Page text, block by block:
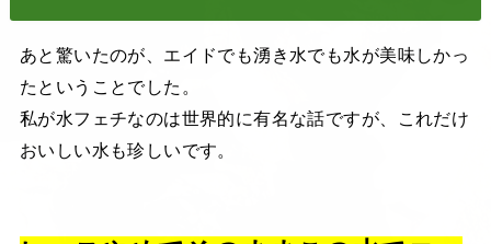
あと驚いたのが、エイドでも湧き水でも水が美味しかっ
たということでした。
私が水フェチなのは世界的に有名な話ですが、これだけ
おいしい水も珍しいです。